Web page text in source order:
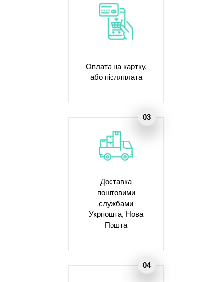
Оплата на картку,
або післяплата
Доставка
поштовими
службами
Укрпошта, Нова
Пошта